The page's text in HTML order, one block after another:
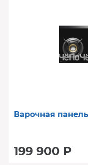
Варочная
199 900 Р